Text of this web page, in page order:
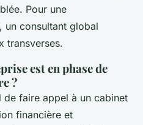
Pour une
un consultant global
transverses.
est en phase de
?
de faire appel à un cabinet
financière et